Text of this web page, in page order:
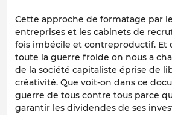
Cette approche de formatage par
entreprises et les cabinets de
fois imbécile et contreproductif. Et
toute la guerre froide on nous a
de la société capitaliste éprise de
créativité. Que voit-on dans ce
guerre de tous contre tous parce
garantir les dividendes de ses